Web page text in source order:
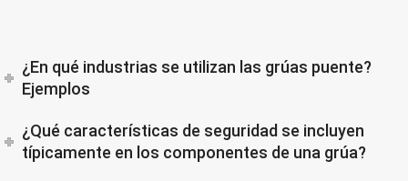
¿En qué industrias se utilizan las grúas puente?
Ejemplos
¿Qué características de seguridad se incluyen
típicamente en los componentes de una grúa?